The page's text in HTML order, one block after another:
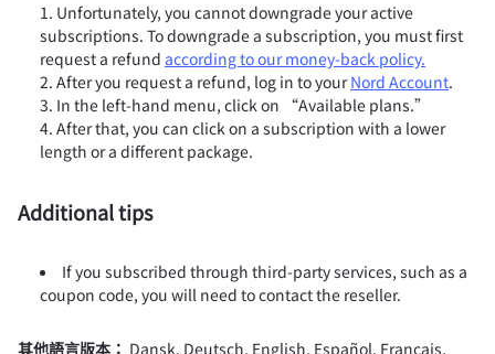
Unfortunately, you cannot downgrade your active
subscriptions. To downgrade a subscription, you must first
request a refund according to our money-back policy.
After you request a refund, log in to yourNord Account.
In the left-hand menu, click on “Available plans.”
After that, you can click on a subscription with a lower
length or a different package.
Additional tips
If you subscribed through third-party services, such as a
coupon code, you will need to contact the reseller.
其他語言版本： Dansk, Deutsch, English, Español, Français,